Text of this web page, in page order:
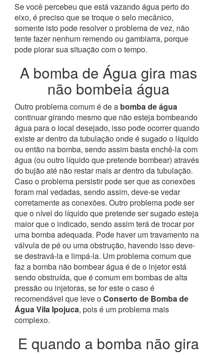
Se você percebeu que está vazando água perto do
eixo, é preciso que se troque o selo mecânico,
somente isto pode resolver o problema de vez, não
tente fazer nenhum remendo ou gambiarra, porque
pode piorar sua situação com o tempo.
A bomba de Água gira mas
não bombeia água
Outro problema comum é de a bomba de água
continuar girando mesmo que não esteja bombeando
água para o local desejado, isso pode ocorrer quando
existe ar dentro da tubulação onde é sugado o líquido
ou então na bomba, sendo assim basta enchê-la com
água (ou outro líquido que pretende bombear) através
do bujão até não restar mais ar dentro da tubulação.
Caso o problema persistir pode ser que as conexões
foram mal vedadas, sendo assim, deve-se vedar
corretamente as conexões. Outro problema pode ser
que o nível do líquido que pretende ser sugado esteja
maior que o indicado, sendo assim terá de trocar por
uma bomba adequada. Pode haver um travamento na
válvula de pé ou uma obstrução, havendo isso deve-
se destravá-la e limpá-la. Um problema comum que
faz a bomba não bombear água é de o injetor está
sendo obstruída, que é comum em bombas de alta
pressão ou injetoras, se for este o caso é
recomendável que leve oConserto de Bomba de
Água Vila Ipojuca, pois é um problema mais
complexo.
E quando a bomba não gira